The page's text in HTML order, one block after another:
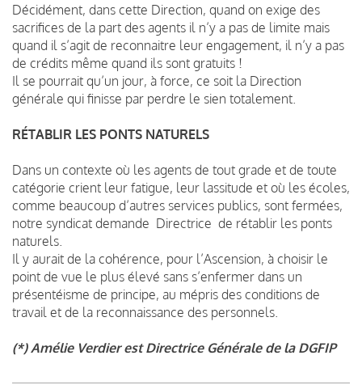
Décidément, dans cette Direction, quand on exige des
sacrifices de la part des agents il n’y a pas de limite mais
quand il s’agit de reconnaitre leur engagement, il n’y a pas
de crédits même quand ils sont gratuits !
Il se pourrait qu’un jour, à force, ce soit la Direction
générale qui finisse par perdre le sien totalement.
RÉTABLIR LES PONTS NATURELS
Dans un contexte où les agents de tout grade et de toute
catégorie crient leur fatigue, leur lassitude et où les écoles,
comme beaucoup d’autres services publics, sont fermées,
notre syndicat demande Directrice de rétablir les ponts
naturels.
Il y aurait de la cohérence, pour l’Ascension, à choisir le
point de vue le plus élevé sans s’enfermer dans un
présentéisme de principe, au mépris des conditions de
travail et de la reconnaissance des personnels.
(*) Amélie Verdier est Directrice Générale de la DGFIP